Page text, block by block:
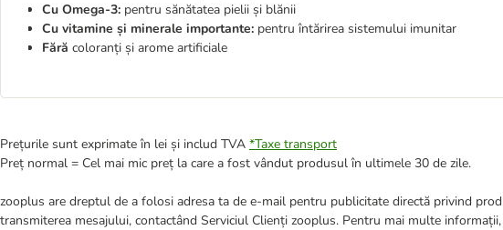
Cu Omega-3: pentru sănătatea pielii și blănii
Cu vitamine și minerale importante: pentru întărirea sistemului imunitar
Fără coloranți și arome artificiale
Prețurile sunt exprimate în lei și includ TVA *Taxe transport
Preț normal = Cel mai mic preț la care a fost vândut produsul în ultimele 30 de zile.
zooplus are dreptul de a folosi adresa ta de e-mail pentru publicitate directă privind
transmiterea mesajului, contactând Serviciul Clienți zooplus. Pentru mai multe